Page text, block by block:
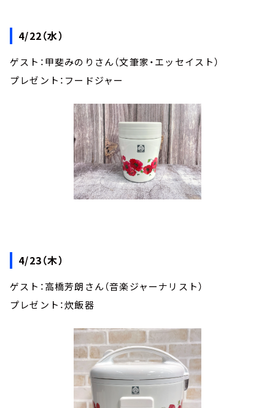
4/22（水）
ゲスト：甲斐みのりさん（文筆家・エッセイスト）
プレゼント：フードジャー
4/23（木）
ゲスト：高橋芳朗さん（音楽ジャーナリスト）
プレゼント：炊飯器